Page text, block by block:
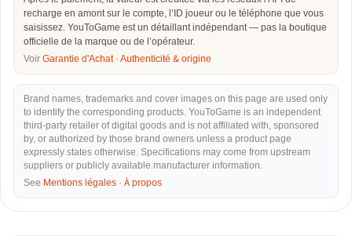
recharge en amont sur le compte, l’ID joueur ou le téléphone que vous
saisissez. YouToGame est un détaillant indépendant — pas la boutique
officielle de la marque ou de l’opérateur.
Voir Garantie d'Achat· Authenticité & origine
Brand names, trademarks and cover images on this page are used only
to identify the corresponding products. YouToGame is an independent
third-party retailer of digital goods and is not affiliated with, sponsored
by, or authorized by those brand owners unless a product page
expressly states otherwise. Specifications may come from upstream
suppliers or publicly available manufacturer information.
See Mentions légales · À propos